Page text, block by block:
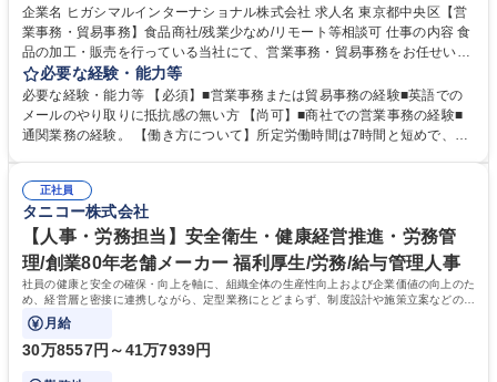
企業名 ヒガシマルインターナショナル株式会社 求人名 東京都中央区【営
業事務・貿易事務】食品商社/残業少なめ/リモート等相談可 仕事の内容 食
品の加工・販売を行っている当社にて、営業事務・貿易事務をお任せいた
します。営業社員のサポートポジションとして、受発注から海外工場との
調整まで幅広く対応し、当社事業の根幹を支えていただきます。 ■受発注
業務、請求書発行 ■海外工場とのスケジュール調整 ■在庫管理 ■輸入書類
の確認・作成 ■配送手配 ■通関業者を通して行う輸出入業全般 ■倉庫との
ルプロデュースしているため、商品に関わる全ての業務をサポート頂きま
す。 募集職種 東京都中央区【営業事務・貿易事務】食品商社/残業少なめ/
リモート等相談可
必要な経験・能力等
必要な経験・能力等 【必須】■営業事務または貿易事務の経験■英語での
メールのやり取りに抵抗感の無い方 【尚可】■商社での営業事務の経験■
通関業務の経験。 【働き方について】所定労働時間は7時間と短めで、残
の強み】1991年の設立以来、外食産業を中心としたお客様の多様なニー
ズに沿った冷凍水産物等の生産・輸入・販売を一貫して手掛けています。
自社工場と海外拠点の強固な連携によるワンストップサービスが最大の強
みです。 学歴・資格 学歴：大学院 大学 語学力：英語 資格：
正社員
タニコー株式会社
【人事・労務担当】安全衛生・健康経営推進・労務管
理/創業80年老舗メーカー 福利厚生/労務/給与管理人事
社員の健康と安全の確保・向上を軸に、組織全体の生産性向上および企業価値の向上のた
め、経営層と密接に連携しながら、定型業務にとどまらず、制度設計や施策立案などの上
流工程から関与していただきます。
月給
30万8557円～41万7939円